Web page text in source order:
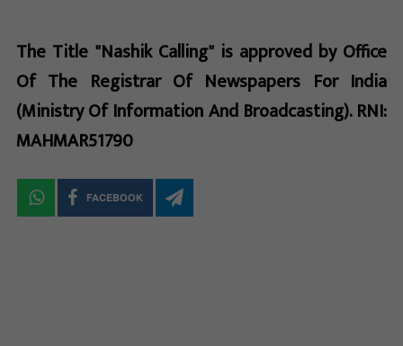
The Title "Nashik Calling" is approved by Office
Of The Registrar Of Newspapers For India
(Ministry Of Information And Broadcasting). RNI:
MAHMAR51790
FACEBOOK